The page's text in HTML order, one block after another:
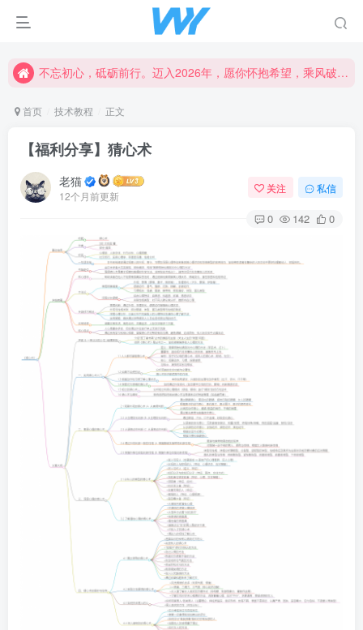
不忘初心，砥砺前行。迈入2026年，愿你怀抱希望，乘风破浪，书写属于自己的精彩篇章。新的一年，愿幸福与成功常伴左右，创造更加辉煌的未来！
不忘初心，砥砺前行。迈入2026年，愿你怀抱希望，乘风破浪，书写属于自己的精彩篇章。新的一年，愿幸福与成功常伴左右，创造更加辉煌的未来！
首页 技术教程 正文
【福利分享】猜心术
老猫
12个月前更新
关注 私信
0 142 0
登录
用户名或邮箱
登录密码
记住登录 找回密码
登录
社交账号登录
使用社交账号登录即表示同意用户协议